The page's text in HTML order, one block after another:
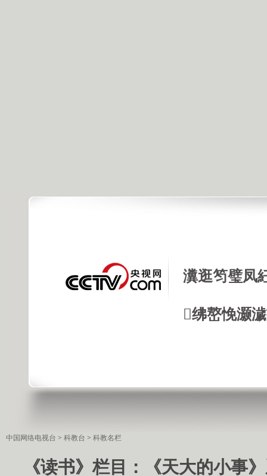
瀵逛笉璧凤
绋嶅悗灏
中国网络电视台 > 科教台 > 科教名栏
《读书》栏目：《天大的小事